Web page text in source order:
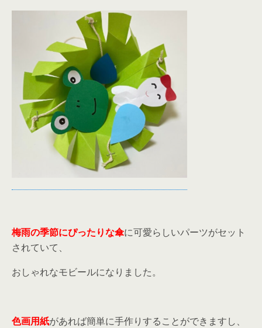
梅雨の季節にぴったりな傘に可愛らしいパーツがセット
されていて、
おしゃれなモビールになりました。
色画用紙があれば簡単に手作りすることができますし、